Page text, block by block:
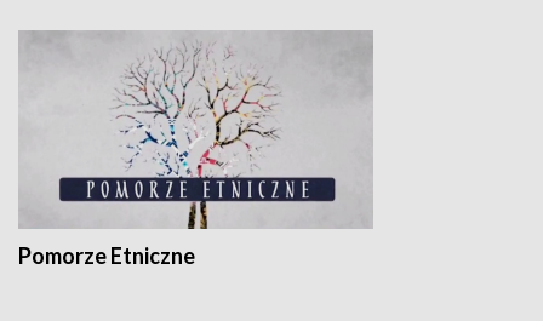
Pomorze Etniczne